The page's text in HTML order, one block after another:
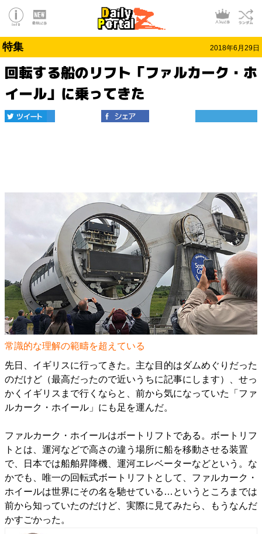
特集 2018年6月29日
回転する船のリフト「ファルカーク・ホ
イール」に乗ってきた
常識的な理解の範疇を超えている
先日、イギリスに行ってきた。主な目的はダムめぐりだった
のだけど（最高だったので近いうちに記事にします）、せっ
かくイギリスまで行くならと、前から気になっていた「ファ
ルカーク・ホイール」にも足を運んだ。
ファルカーク・ホイールはボートリフトである。ボートリフ
トとは、運河などで高さの違う場所に船を移動させる装置
で、日本では船舶昇降機、運河エレベーターなどという。な
かでも、唯一の回転式ボートリフトとして、ファルカーク・
ホイールは世界にその名を馳せている…というところまでは
前から知っていたのだけど、実際に見てみたら、もうなんだ
かすごかった。